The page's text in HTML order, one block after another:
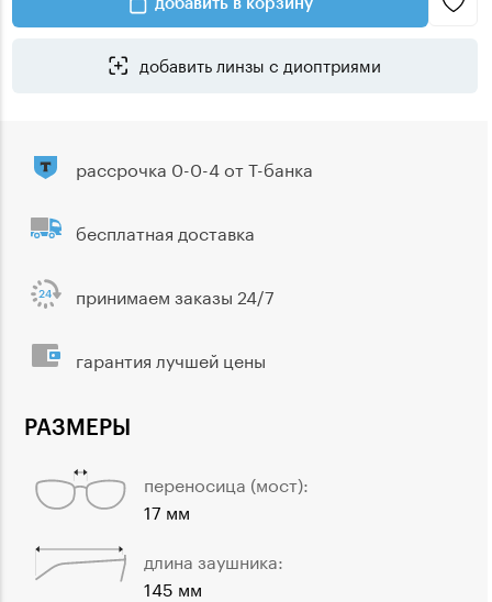
добавить линзы с диоптриями
РАЗМЕРЫ
переносица (мост):
17 мм
длина заушника:
145 мм
рассрочка 0-0-4 от Т-банка
бесплатная доставка
принимаем заказы 24/7
гарантия лучшей цены